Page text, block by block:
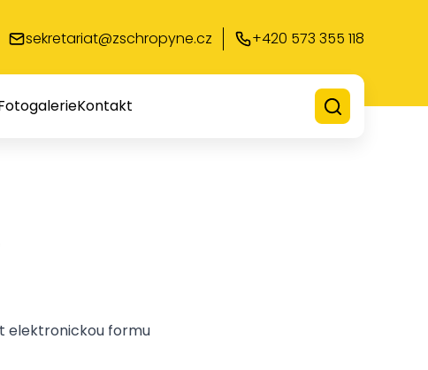
sekretariat@zschropyne.cz +420 573 355 118
Kontakt
elektronickou formu